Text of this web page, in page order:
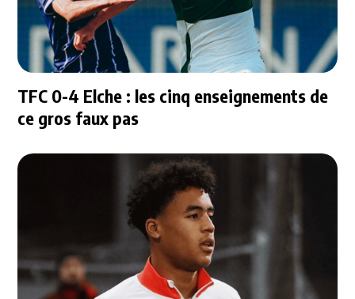
TFC 0-4 Elche : les cinq enseignements de
ce gros faux pas